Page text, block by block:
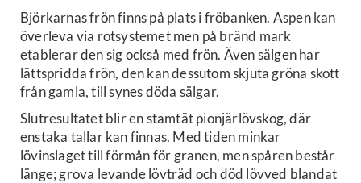
Björkarnas frön finns på plats i fröbanken. Aspen kan
överleva via rotsystemet men på bränd mark
etablerar den sig också med frön. Även sälgen har
lättspridda frön, den kan dessutom skjuta gröna skott
från gamla, till synes döda sälgar.
Slutresultatet blir en stamtät pionjärlövskog, där
enstaka tallar kan finnas. Med tiden minkar
lövinslaget till förmån för granen, men spåren består
länge; grova levande lövträd och död lövved blandat